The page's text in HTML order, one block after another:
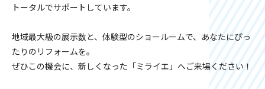
トータルでサポートしています。
地域最大級の展示数と、体験型のショールームで、あなたにぴっ
たりのリフォームを。
ぜひこの機会に、新しくなった「ミライエ」へご来場ください！